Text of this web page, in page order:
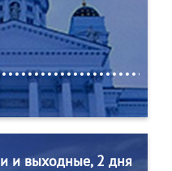
и выходные, 2 дня